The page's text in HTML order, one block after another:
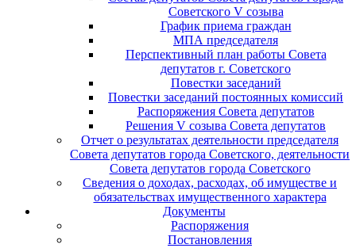
Советского V созыва
График приема граждан
МПА председателя
Перспективный план работы Совета
депутатов г. Советского
Повестки заседаний
Повестки заседаний постоянных комиссий
Распоряжения Совета депутатов
Решения V созыва Совета депутатов
Отчет о результатах деятельности председателя
Совета депутатов города Советского, деятельности
Совета депутатов города Советского
Сведения о доходах, расходах, об имуществе и
обязательствах имущественного характера
Документы
Распоряжения
Постановления